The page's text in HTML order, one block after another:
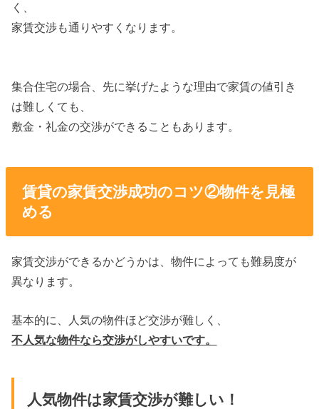
く、
家賃交渉も通りやすくなります。
集合住宅の場合、先に挙げたような理由で家賃の値引き
は難しくても、
敷金・礼金の交渉ができることもあります。
賃貸の家賃交渉成功のコツ②物件を見極
める
家賃交渉ができるかどうかは、物件によっても難易度が
異なります。
基本的に、人気の物件ほど交渉が難しく、
不人気な物件なら交渉がしやすいです。
人気物件は家賃交渉が難しい！